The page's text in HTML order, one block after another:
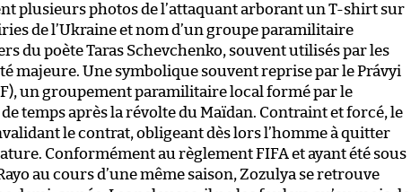
plusieurs photos de l’attaquant arborant un T-shirt sur
de l’Ukraine et nom d’un groupe paramilitaire
du poète Taras Schevchenko, souvent utilisés par les
majeure. Une symbolique souvent reprise par le Právyi
un groupement paramilitaire local formé par le
temps après la révolte du Maïdan. Contraint et forcé, le
le contrat, obligeant dès lors l’homme à quitter
Conformément au règlement FIFA et ayant été sous
au cours d’une même saison, Zozulya se retrouve